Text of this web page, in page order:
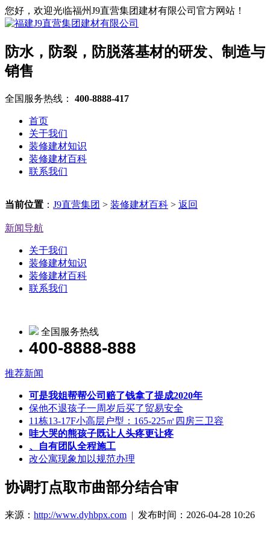
您好，欢迎光临福州J9直营集团建材有限公司官方网站！
防水，防裂，防脱落基材的研发、制造与
销售
全国服务热线： 400-8888-417
首页
关于我们
装修建材知识
装修建材百科
联系我们
当前位置 ： J9直营集团 > 装修建材百科 > 返回
新闻导航
关于我们
装修建材知识
装修建材百科
联系我们
全国服务热线
400-8888-888
推荐新闻
可是我姐帮帮公司赔了钱拿了提成2020年
保他不退孩子一周岁后买了贸易安全
11栋13-17F小高层户型：165-225㎡四房三卫容
哇大哭的熊孩子既让人头疼更让疼
、自有团队全程施工
改公寓现象加以规范办理
协调打点取市曲部分结合审
来源： http://www.dyhbpx.com | 发布时间：2026-04-28 10:26